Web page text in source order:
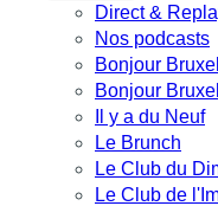
Direct &
Nos podcasts
Bonjour
Bonjour
Il y a du Neuf
Le Brunch
Le Club du
Le Club de